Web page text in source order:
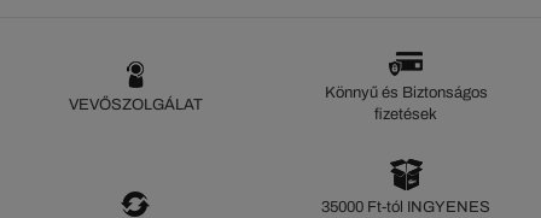
VEVŐSZOLGÁLAT
Könnyű és Biztonságos
fizetések
35000 Ft-tól INGYENES